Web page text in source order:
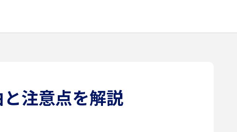
注意点を解説